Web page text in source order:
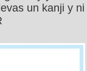
un kanji y ni